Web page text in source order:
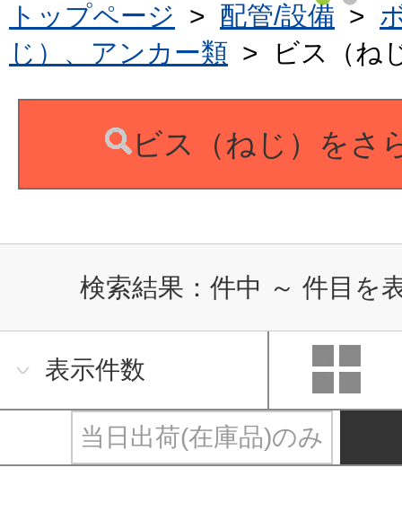
トップページ > 配管/設備 >
じ）、アンカー類 > ビス（ね
ビス（ねじ）をさ
検索結果： 件中 ～ 件目を
表示件数
当日出荷(在庫品)のみ